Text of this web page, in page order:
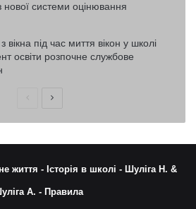
системи оцінювання
вікна під час миття вікон у школі
освіти розпочне службове
ПопередняНаступна
життя - Історія в школі - Шуліга Н. &
А. - Правила